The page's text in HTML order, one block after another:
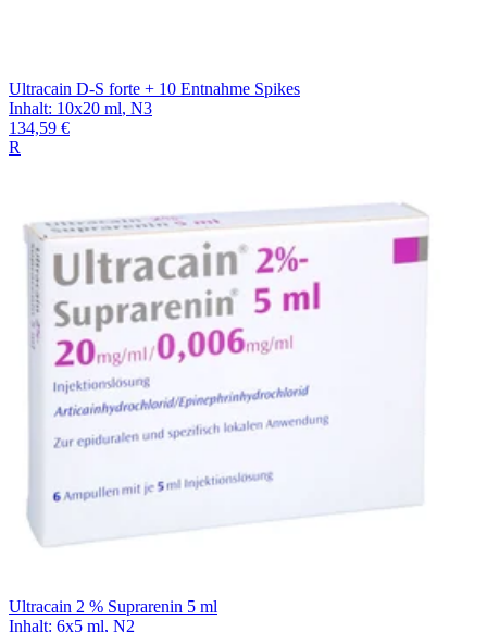
Ultracain D-S forte + 10 Entnahme Spikes
Inhalt: 10x20 ml, N3
134,59 €
R
Ultracain 2 % Suprarenin 5 ml
Inhalt: 6x5 ml, N2